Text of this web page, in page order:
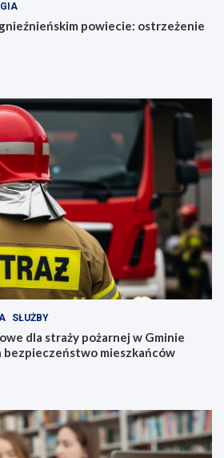
powiecie: ostrzeżenie
SŁUŻBY
dla straży pożarnej w Gminie
bezpieczeństwo mieszkańców